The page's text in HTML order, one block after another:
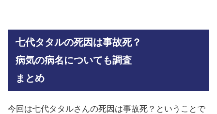
七代タタルの死因は事故死？
病気の病名についても調査
まとめ
今回は七代タタルさんの死因は事故死？ということで